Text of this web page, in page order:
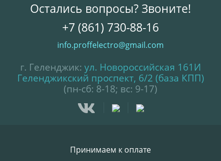
Остались вопросы? Звоните!
+7 (861) 730-88-16
info.proffelectro@gmail.com
г. Геленджик: ул. Новороссийская 161И
Геленджикский проспект, 6/2 (база КПП)
(пн-сб: 8-18; вс: 9-17)
Принимаем к оплате